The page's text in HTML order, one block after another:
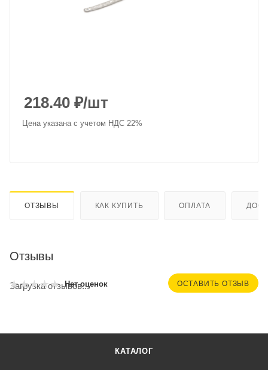
218.40 ₽/шт
Цена указана с учетом НДС 22%
ОТЗЫВЫ КАК КУПИТЬ ОПЛАТА
Отзывы
Нет оценок ОСТАВИТЬ ОТЗЫВ
Загрузка отзывов...
КАТАЛОГ